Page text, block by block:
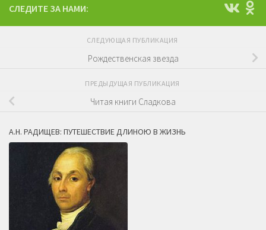
СЛЕДИТЕ ЗА НАМИ:
СЛЕДУЮЩАЯ ПУБЛИКАЦИЯ
Рождественская звезда
ПРЕДЫДУЩАЯ ПУБЛИКАЦИЯ
Читая книги Сладкова
А.Н. РАДИЩЕВ: ПУТЕШЕСТВИЕ ДЛИНОЮ В ЖИЗНЬ